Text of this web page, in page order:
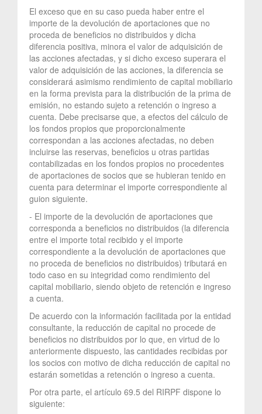
El exceso que en su caso pueda haber entre el
importe de la devolución de aportaciones que no
proceda de beneficios no distribuidos y dicha
diferencia positiva, minora el valor de adquisición de
las acciones afectadas, y si dicho exceso superara el
valor de adquisición de las acciones, la diferencia se
considerará asimismo rendimiento de capital mobiliario
en la forma prevista para la distribución de la prima de
emisión, no estando sujeto a retención o ingreso a
cuenta. Debe precisarse que, a efectos del cálculo de
los fondos propios que proporcionalmente
correspondan a las acciones afectadas, no deben
incluirse las reservas, beneficios u otras partidas
contabilizadas en los fondos propios no procedentes
de aportaciones de socios que se hubieran tenido en
cuenta para determinar el importe correspondiente al
guion siguiente.
- El importe de la devolución de aportaciones que
corresponda a beneficios no distribuidos (la diferencia
entre el importe total recibido y el importe
correspondiente a la devolución de aportaciones que
no proceda de beneficios no distribuidos) tributará en
todo caso en su integridad como rendimiento del
capital mobiliario, siendo objeto de retención e ingreso
a cuenta.
De acuerdo con la información facilitada por la entidad
consultante, la reducción de capital no procede de
beneficios no distribuidos por lo que, en virtud de lo
anteriormente dispuesto, las cantidades recibidas por
los socios con motivo de dicha reducción de capital no
estarán sometidas a retención o ingreso a cuenta.
Por otra parte, el artículo 69.5 del RIRPF dispone lo
siguiente: